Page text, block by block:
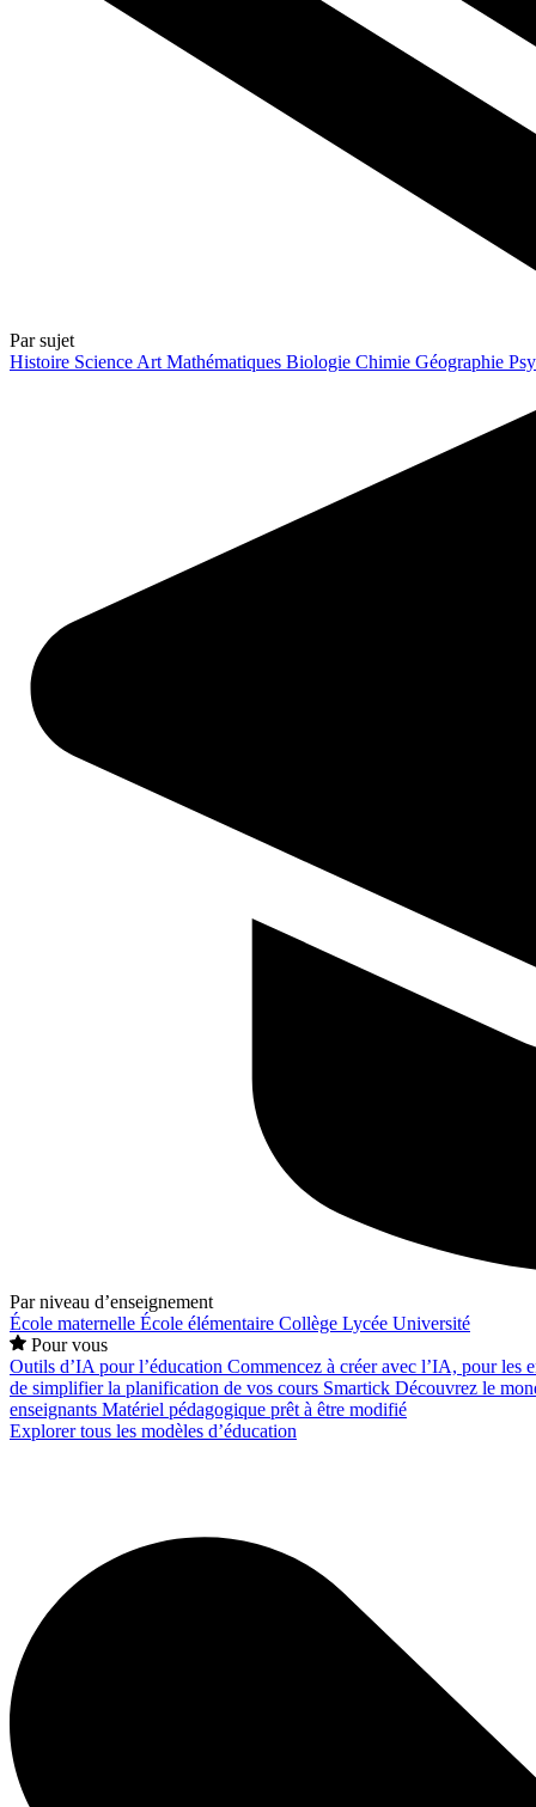
Par sujet
Histoire Science Art Mathématiques Biologie Chimie Géographie
Par niveau d’enseignement
École maternelle École élémentaire Collège Lycée Université
Pour vous
Outils d’IA pour l’éducation Commencez à créer avec l’IA, pour les
de simplifier la planification de vos cours Smartick Découvrez le
enseignants Matériel pédagogique prêt à être modifié
Explorer tous les modèles d’éducation